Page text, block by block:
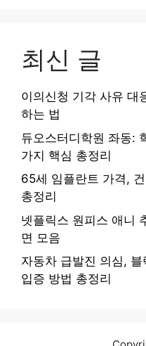
최신 글
이의신청 기각 사유 대
하는 법
듀오스터디학원 좌동:
가지 핵심 총정리
65세 임플란트 가격,
총정리
넷플릭스 원피스 애니
면 모음
자동차 급발진 의심,
입증 방법 총정리